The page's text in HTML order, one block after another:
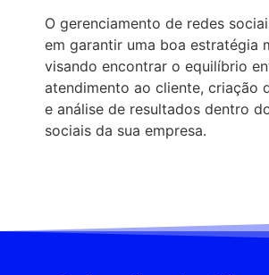
O gerenciamento de redes
em garantir uma boa estratégia
visando encontrar o equilíbrio
atendimento ao cliente, criação
e análise de resultados dentro
sociais da sua empresa.